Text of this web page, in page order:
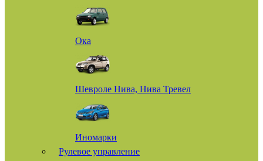
Ока
Шевроле Нива, Нива Тревел
Иномарки
Рулевое управление